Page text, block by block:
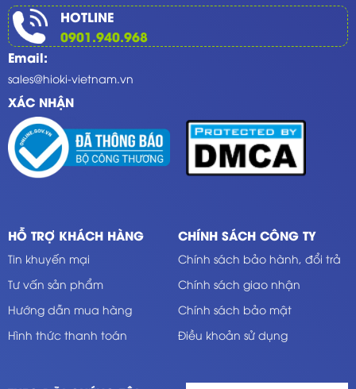
HOTLINE
0901.940.968
Email:
sales@hioki-vietnam.vn
XÁC NHẬN
HỖ TRỢ KHÁCH HÀNG
Tin khuyến mại
Tư vấn sản phẩm
Hướng dẫn mua hàng
Hình thức thanh toán
CHÍNH SÁCH CÔNG TY
Chính sách bảo hành, đổi trả
Chính sách giao nhận
Chính sách bảo mật
Điều khoản sử dụng